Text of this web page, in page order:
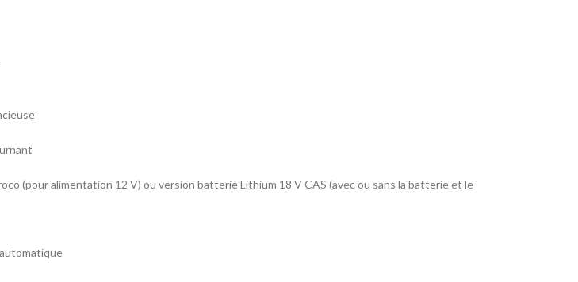
(pour alimentation 12 V) ou version batterie Lithium 18 V CAS (avec ou sans la batterie et le